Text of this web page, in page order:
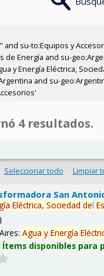
su-to:Equipos y
Energía and su-
y Energía Eléctrica,
and su-
4 resultados.
Seleccionar todo Limpiar
San
Eléctrica, Sociedad del
Agua y Energía
Ítems disponibles para